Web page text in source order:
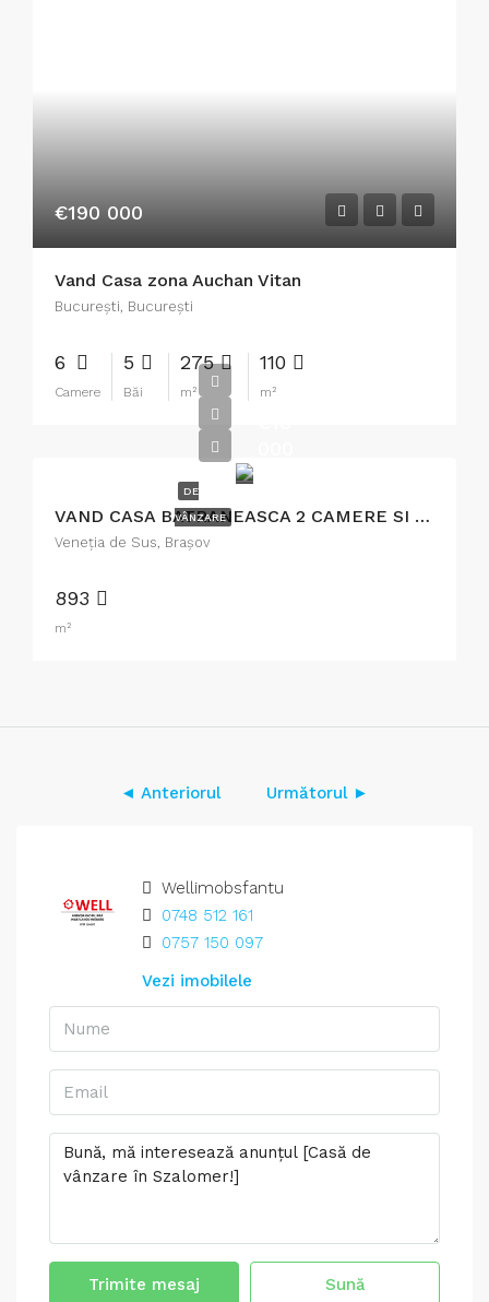
€190 000
Vand Casa zona Auchan Vitan
București, București
6
Camere
5
Băi
275
m²
110
m²
DE
VÂNZARE VAND CASA BATRANEASCA 2 CAMERE SI O BUCATARIE.
Veneţia de Sus, Brașov
893
m²
◄ Anteriorul Următorul ►
Wellimobsfantu
0748 512 161
0757 150 097
Vezi imobilele
Trimite mesaj Sună